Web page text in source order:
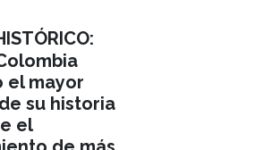
el mayor
su historia
el